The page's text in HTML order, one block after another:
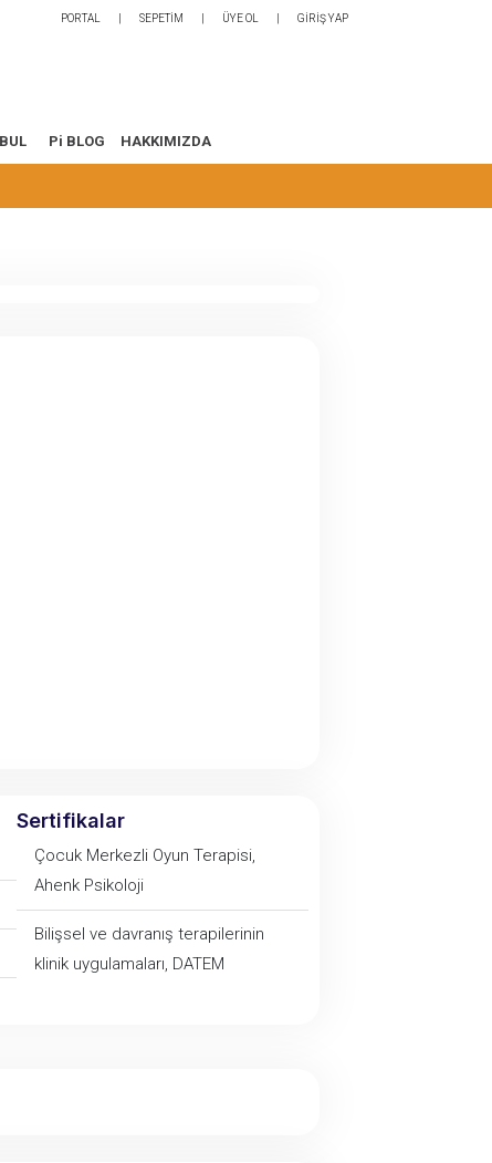
PORTAL SEPETİM ÜYE OL GİRİŞ YAP
Pi BLOG HAKKIMIZDA
Sertifikalar
Çocuk Merkezli Oyun Terapisi,
Ahenk Psikoloji
Bilişsel ve davranış terapilerinin
klinik uygulamaları, DATEM